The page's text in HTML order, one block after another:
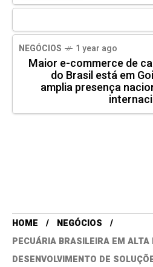
NEGÓCIOS 1 year ago
Maior e-commerce de
do Brasil está em
amplia presença
HOME
NEGÓCIOS
PECUÁRIA BRASILEIRA EM
DESENVOLVIMENTO DE